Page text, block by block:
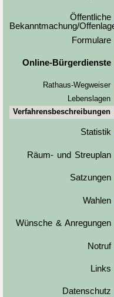
Öffentliche
Bekanntmachung/
Formulare
Online-Bürgerdienste
Rathaus-Wegweiser
Lebenslagen
Verfahrensbeschreibungen
Statistik
Räum- und Streuplan
Satzungen
Wahlen
Wünsche & Anregungen
Notruf
Links
Datenschutz